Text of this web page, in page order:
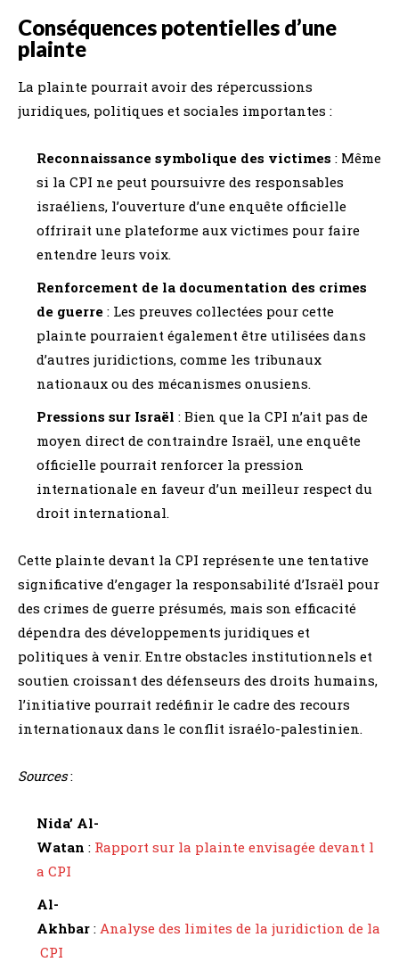
Conséquences potentielles d’une
plainte
La plainte pourrait avoir des répercussions
juridiques, politiques et sociales importantes :
Reconnaissance symbolique des victimes : Même
si la CPI ne peut poursuivre des responsables
israéliens, l’ouverture d’une enquête officielle
offrirait une plateforme aux victimes pour faire
entendre leurs voix.
Renforcement de la documentation des crimes
de guerre : Les preuves collectées pour cette
plainte pourraient également être utilisées dans
d’autres juridictions, comme les tribunaux
nationaux ou des mécanismes onusiens.
Pressions sur Israël : Bien que la CPI n’ait pas de
moyen direct de contraindre Israël, une enquête
officielle pourrait renforcer la pression
internationale en faveur d’un meilleur respect du
droit international.
Cette plainte devant la CPI représente une tentative
significative d’engager la responsabilité d’Israël pour
des crimes de guerre présumés, mais son efficacité
dépendra des développements juridiques et
politiques à venir. Entre obstacles institutionnels et
soutien croissant des défenseurs des droits humains,
l’initiative pourrait redéfinir le cadre des recours
internationaux dans le conflit israélo-palestinien.
Sources:
Nida’ Al-
Watan : Rapport sur la plainte envisagée devant l
a CPI
Al-
Akhbar : Analyse des limites de la juridiction de la
CPI